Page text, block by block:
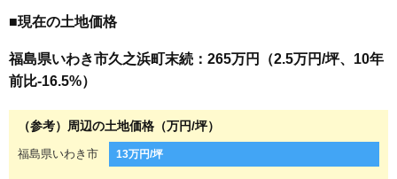
■現在の土地価格
福島県いわき市久之浜町末続：265万円（2.5万円/坪、10年
前比-16.5%）
（参考）周辺の土地価格（万円/坪）
福島県いわき市 13万円/坪